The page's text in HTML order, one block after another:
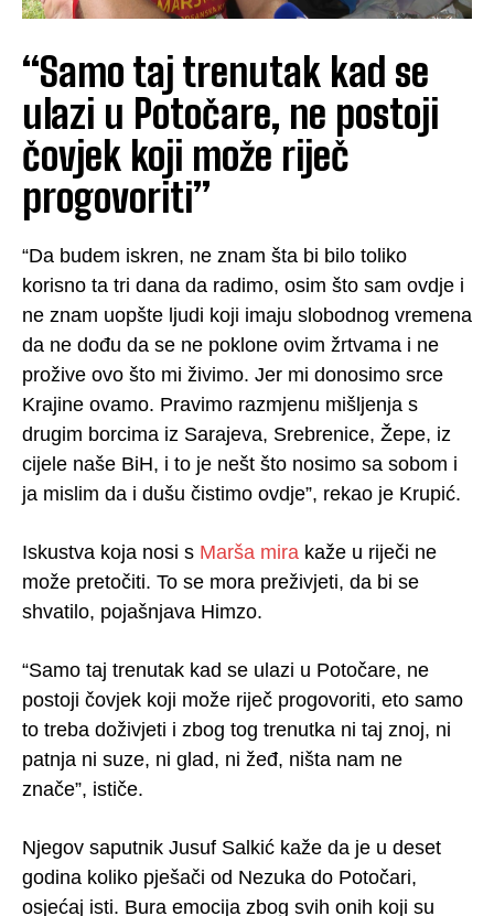
“Samo taj trenutak kad se
ulazi u Potočare, ne postoji
čovjek koji može riječ
progovoriti”
“Da budem iskren, ne znam šta bi bilo toliko
korisno ta tri dana da radimo, osim što sam ovdje i
ne znam uopšte ljudi koji imaju slobodnog vremena
da ne dođu da se ne poklone ovim žrtvama i ne
prožive ovo što mi živimo. Jer mi donosimo srce
Krajine ovamo. Pravimo razmjenu mišljenja s
drugim borcima iz Sarajeva, Srebrenice, Žepe, iz
cijele naše BiH, i to je nešt što nosimo sa sobom i
ja mislim da i dušu čistimo ovdje”, rekao je Krupić.
Iskustva koja nosi s Marša mira kaže u riječi ne
može pretočiti. To se mora preživjeti, da bi se
shvatilo, pojašnjava Himzo.
“Samo taj trenutak kad se ulazi u Potočare, ne
postoji čovjek koji može riječ progovoriti, eto samo
to treba doživjeti i zbog tog trenutka ni taj znoj, ni
patnja ni suze, ni glad, ni žeđ, ništa nam ne
znače”, ističe.
Njegov saputnik Jusuf Salkić kaže da je u deset
godina koliko pješači od Nezuka do Potočari,
osjećaj isti. Bura emocija zbog svih onih koji su